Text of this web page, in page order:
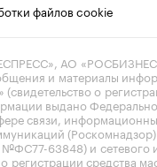
файлов cookie
АО
и материалы
(свидетельство о
выдано
связи,
(Роскомнадзор)
63848) и сетевого
о регистрации средства